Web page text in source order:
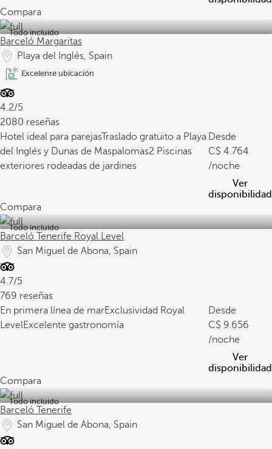
Compara
Todo incluido
Barceló Margaritas
Playa del Inglés, Spain
Excelente ubicación
4.2/5
2080 reseñas
Hotel ideal para parejasTraslado gratuito a Playa
del Inglés y Dunas de Maspalomas2 Piscinas
exteriores rodeadas de jardines
Desde
4.764
/noche
Ver
disponibilidad
Compara
Todo incluido
Barceló Tenerife Royal Level
San Miguel de Abona, Spain
4.7/5
769 reseñas
En primera línea de marExclusividad Royal
LevelExcelente gastronomía
Desde
9.656
/noche
Ver
disponibilidad
Compara
Todo incluido
Barceló Tenerife
San Miguel de Abona, Spain